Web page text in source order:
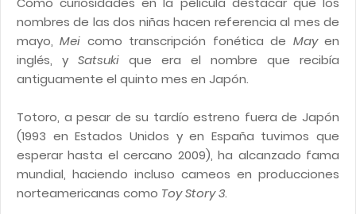
nombres de las dos niñas hacen referencia al mes de
mayo,Mei como transcripción fonética de Mayen
inglés, y Satsuki que era el nombre que recibía
antiguamente el quinto mes en Japón.
Totoro, a pesar de su tardío estreno fuera de Japón
(1993 en Estados Unidos y en España tuvimos que
esperar hasta el cercano 2009), ha alcanzado fama
mundial, haciendo incluso cameos en producciones
norteamericanas como Toy Story 3.